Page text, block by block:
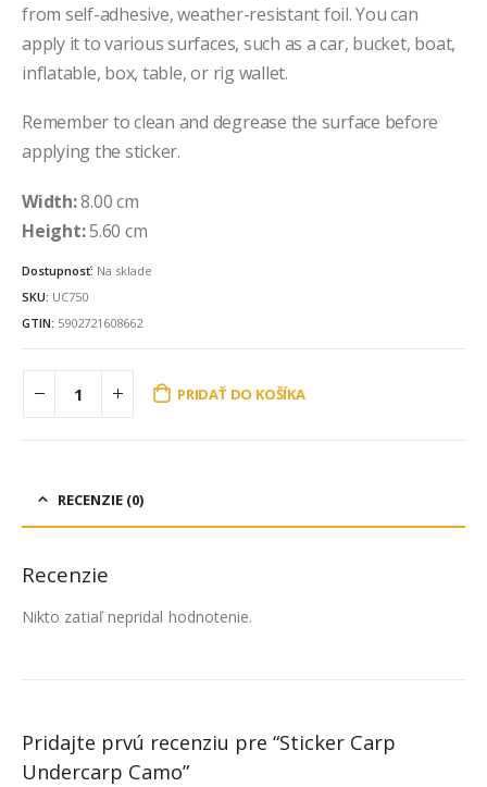
from self-adhesive, weather-resistant foil. You can
apply it to various surfaces, such as a car, bucket, boat,
inflatable, box, table, or rig wallet.
Remember to clean and degrease the surface before
applying the sticker.
Width:8.00 cm
Height:5.60 cm
Dostupnosť: Na sklade
SKU: UC750
GTIN: 5902721608662
PRIDAŤ DO KOŠÍKA
RECENZIE (0)
Recenzie
Nikto zatiaľ nepridal hodnotenie.
Pridajte prvú recenziu pre “Sticker Carp
Undercarp Camo”